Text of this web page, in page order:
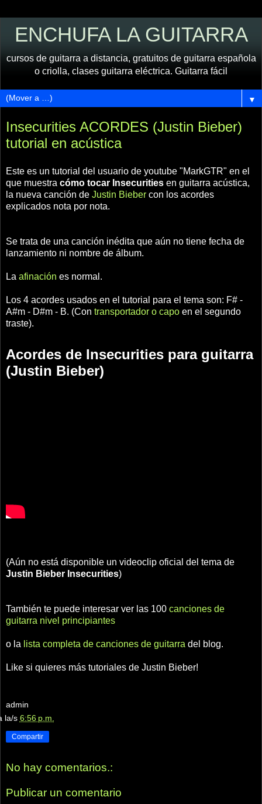
ENCHUFA LA GUITARRA
cursos de guitarra a distancia, gratuitos de guitarra española
o criolla, clases guitarra eléctrica. Guitarra fácil
▼
Insecurities ACORDES (Justin Bieber)
tutorial en acústica
Este es un tutorial del usuario de youtube "MarkGTR" en el
que muestra cómo tocar Insecurities en guitarra acústica,
la nueva canción de Justin Bieber con los acordes
explicados nota por nota.
Se trata de una canción inédita que aún no tiene fecha de
lanzamiento ni nombre de álbum.
La afinación es normal.
Los 4 acordes usados en el tutorial para el tema son: F# -
A#m - D#m - B. (Con transportador o capo en el segundo
traste).
Acordes de Insecurities para guitarra
(Justin Bieber)
(Aún no está disponible un videoclip oficial del tema de
Justin Bieber Insecurities)
También te puede interesar ver las 100 canciones de
guitarra nivel principiantes
o la lista completa de canciones de guitarra del blog.
Like si quieres más tutoriales de Justin Bieber!
admin
la/s 6:56 p.m.
Compartir
No hay comentarios.:
Publicar un comentario